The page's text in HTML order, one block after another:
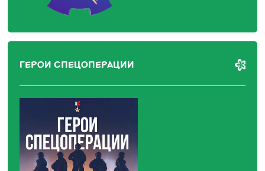
ГЕРОИ СПЕЦОПЕРАЦИИ